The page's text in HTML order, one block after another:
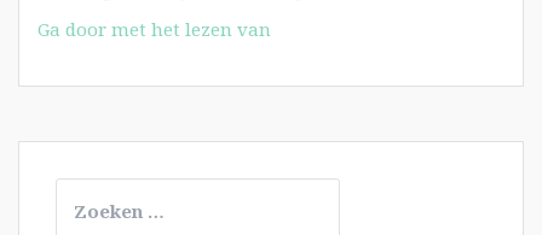
Ga door met het lezen van
Hans
(2013)
naar: